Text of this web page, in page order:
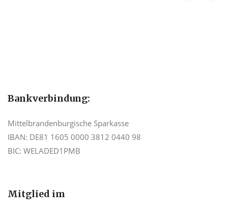
Bankverbindung:
Mittelbrandenburgische Sparkasse
IBAN: DE81 1605 0000 3812 0440 98
BIC: WELADED1PMB
Mitglied im